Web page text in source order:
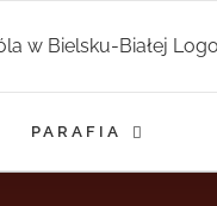
PARAFIA